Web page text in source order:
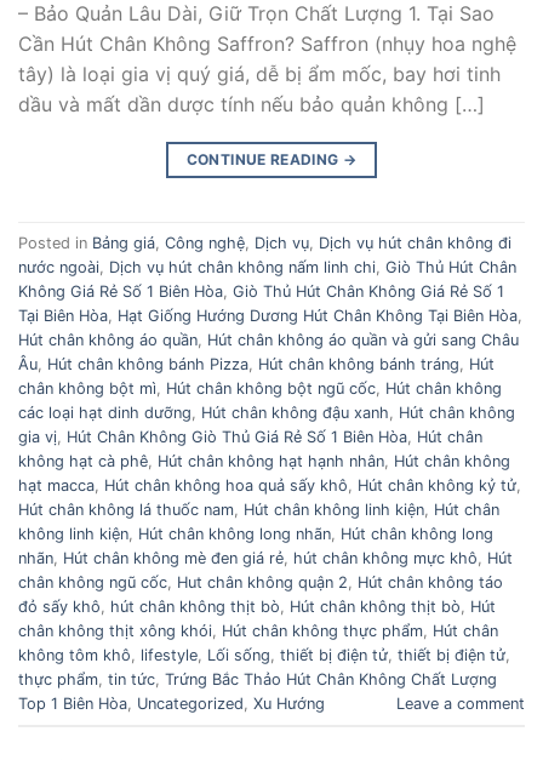
– Bảo Quản Lâu Dài, Giữ Trọn Chất Lượng 1. Tại Sao
Cần Hút Chân Không Saffron? Saffron (nhụy hoa nghệ
tây) là loại gia vị quý giá, dễ bị ẩm mốc, bay hơi tinh
dầu và mất dần dược tính nếu bảo quản không […]
CONTINUE READING →
Posted in Bảng giá Công nghệ Dịch vụ Dịch vụ hút chân không đi
nước ngoài Dịch vụ hút chân không nấm linh chi Giò Thủ Hút Chân
Không Giá Rẻ Số 1 Biên Hòa Giò Thủ Hút Chân Không Giá Rẻ Số 1
Tại Biên Hòa Hạt Giống Hướng Dương Hút Chân Không Tại Biên Hòa
Hút chân không áo quần Hút chân không áo quần và gửi sang Châu
Âu Hút chân không bánh Pizza Hút chân không bánh tráng
Hút
chân không bột mì
Hút chân không bột ngũ cốc Hút chân không
các loại hạt dinh dưỡng
Hút chân không đậu xanh
Hút chân không
gia vị Hút Chân Không Giò Thủ Giá Rẻ Số 1 Biên Hòa Hút chân
không hạt cà phê Hút chân không hạt hạnh nhân Hút chân không
hạt macca Hút chân không hoa quả sấy khô Hút chân không kỷ tử
Hút chân không lá thuốc nam Hút chân không linh kiện Hút chân
không linh kiện Hút chân không long nhãn Hút chân không long
nhãn Hút chân không mè đen giá rẻ hút chân không mực khô
Hút
chân không ngũ cốc Hut chân không quận 2
Hút chân không táo
đỏ sấy khô
hút chân không thịt bò Hút chân không thịt bò
Hút
chân không thịt xông khói Hút chân không thực phẩm Hút chân
không tôm khô
lifestyle Lối sống thiết bị điện tử thiết bị điện tử
thực phẩm tin tức Trứng Bắc Thảo Hút Chân Không Chất Lượng
Top 1 Biên Hòa Uncategorized Xu Hướng Leave a comment